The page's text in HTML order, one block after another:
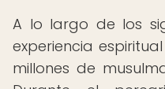
A lo largo de los
experiencia
millones de